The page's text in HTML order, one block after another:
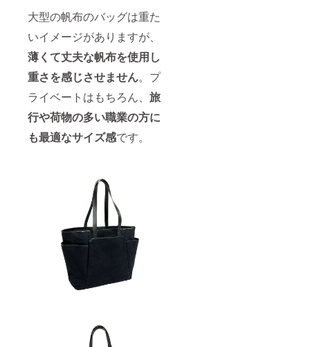
大型の帆布のバッグは重た
いイメージがありますが、
薄くて丈夫な帆布を使用し
重さを感じさせません。プ
ライベートはもちろん、 旅
行や荷物の多い職業の方に
も最適なサイズ感です。